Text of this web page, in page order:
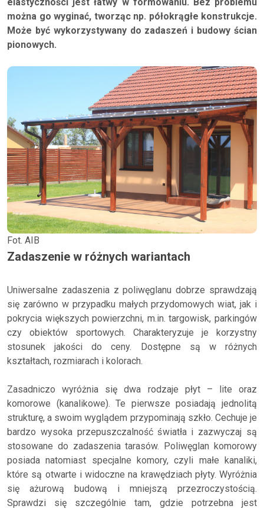
można go wyginać, tworząc np. półokrągłe konstrukcje.
Może być wykorzystywany do zadaszeń i budowy ścian
pionowych.
Fot. AIB
Zadaszenie w różnych wariantach
Uniwersalne zadaszenia z poliwęglanu dobrze sprawdzają
się zarówno w przypadku małych przydomowych wiat, jak i
pokrycia większych powierzchni, m.in. targowisk, parkingów
czy obiektów sportowych. Charakteryzuje je korzystny
stosunek jakości do ceny. Dostępne są w różnych
kształtach, rozmiarach i kolorach.
Zasadniczo wyróżnia się dwa rodzaje płyt – lite oraz
komorowe (kanalikowe). Te pierwsze posiadają jednolitą
strukturę, a swoim wyglądem przypominają szkło. Cechuje je
bardzo wysoka przepuszczalność światła i zazwyczaj są
stosowane do zadaszenia tarasów. Poliwęglan komorowy
posiada natomiast specjalne komory, czyli małe kanaliki,
które są otwarte i widoczne na krawędziach płyty. Wyróżnia
się ażurową budową i mniejszą przezroczystością.
Sprawdzi się szczególnie tam, gdzie potrzebna jest